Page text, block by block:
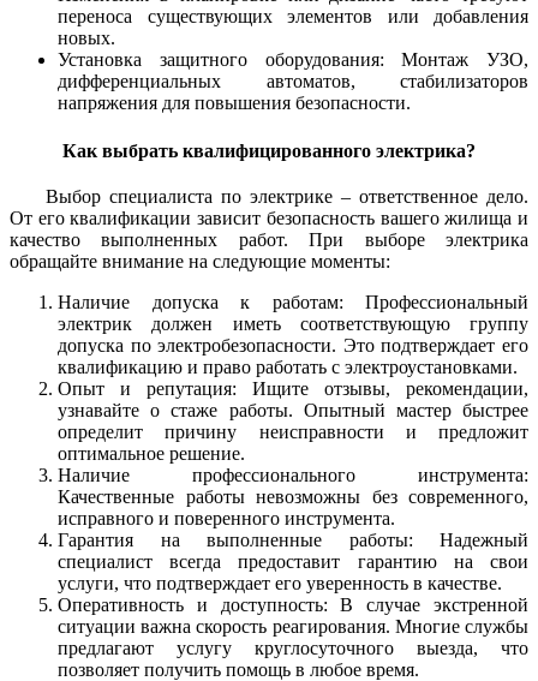
переноса существующих элементов или добавления
новых.
Установка защитного оборудования: Монтаж УЗО,
дифференциальных автоматов, стабилизаторов
напряжения для повышения безопасности.
Как выбрать квалифицированного электрика?
Выбор специалиста по электрике – ответственное дело.
От его квалификации зависит безопасность вашего жилища и
качество выполненных работ. При выборе электрика
обращайте внимание на следующие моменты:
Наличие допуска к работам: Профессиональный
электрик должен иметь соответствующую группу
допуска по электробезопасности. Это подтверждает его
квалификацию и право работать с электроустановками.
Опыт и репутация: Ищите отзывы, рекомендации,
узнавайте о стаже работы. Опытный мастер быстрее
определит причину неисправности и предложит
оптимальное решение.
Наличие профессионального инструмента:
Качественные работы невозможны без современного,
исправного и поверенного инструмента.
Гарантия на выполненные работы: Надежный
специалист всегда предоставит гарантию на свои
услуги, что подтверждает его уверенность в качестве.
Оперативность и доступность: В случае экстренной
ситуации важна скорость реагирования. Многие службы
предлагают услугу круглосуточного выезда, что
позволяет получить помощь в любое время.